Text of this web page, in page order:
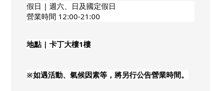
假日 | 週六、日及國定假日
營業時間 12:00-21:00
地點 | 卡丁大樓1樓
※如遇活動、氣候因素等，將另行公告營業時間。